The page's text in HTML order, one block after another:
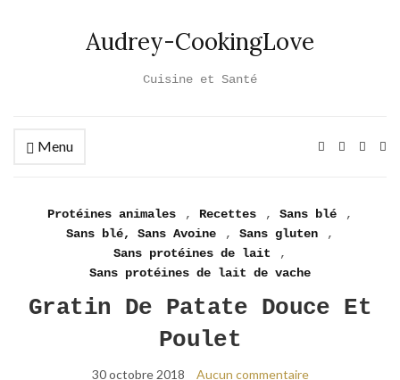
Audrey-CookingLove
Cuisine et Santé
Menu
Protéines animales , Recettes , Sans blé
,
Sans blé, Sans Avoine
, Sans gluten
,
Sans protéines de lait
,
Sans protéines de lait de vache
Gratin De Patate Douce Et
Poulet
30 octobre 2018 Aucun commentaire